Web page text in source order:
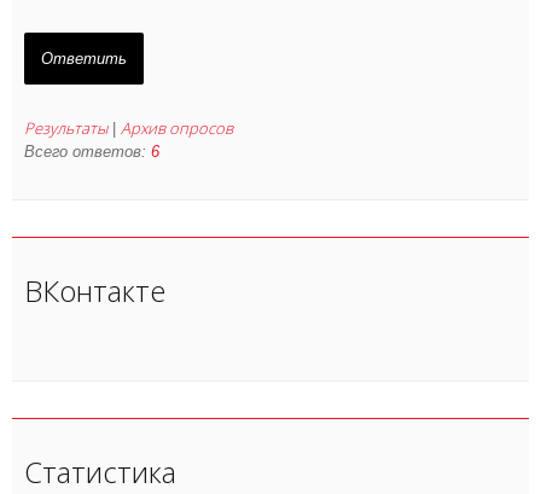
Результаты| Архив опросов
Всего ответов: 6
ВКонтакте
Статистика